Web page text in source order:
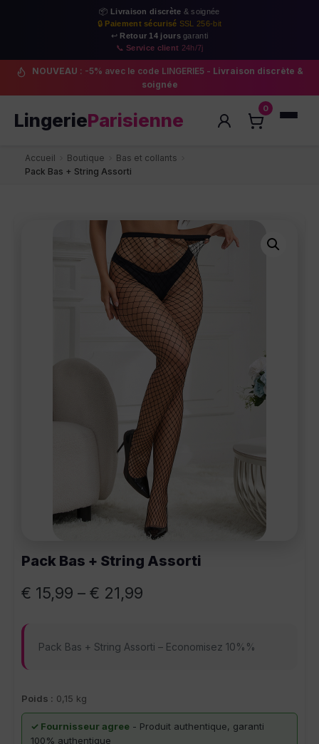
📦 Livraison discrète & soignée
🔒 Paiement sécurisé SSL 256-bit
↩️ Retour 14 joursgaranti
📞Service client 24h/7j
NOUVEAU : -5% avec le code LINGERIE5 - Livraison discrète &
soignée
LingerieParisienne
0
Accueil Boutique
Bas et collants
Pack Bas + String Assorti
Pack Bas + String Assorti
€ 15,99 – € 21,99
Plage de prix : € 15,99 à € 21,99
Pack Bas + String Assorti – Economisez 10%%
Poids : 0,15 kg
✓ Fournisseur agree - Produit authentique, garanti
100% authentique